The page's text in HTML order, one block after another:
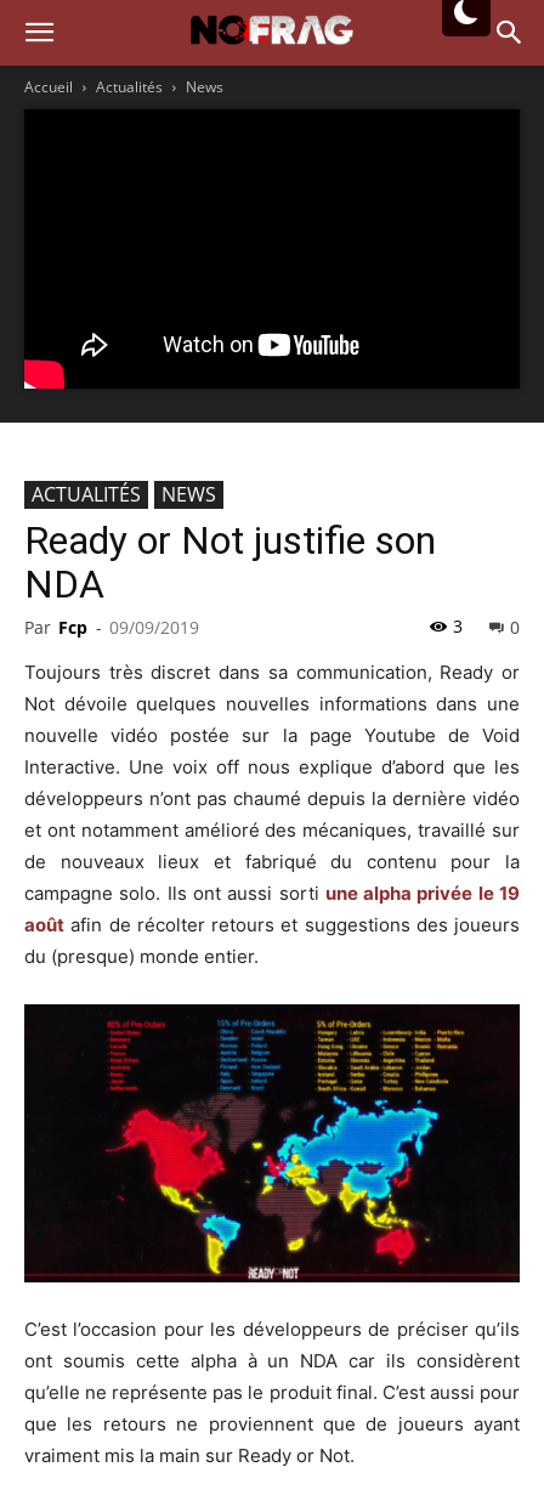
Accueil Actualités News
ACTUALITÉS NEWS
Ready or Not justifie son
NDA
Par Fcp - 09/09/2019 0
3
Toujours très discret dans sa communication, Ready or
Not dévoile quelques nouvelles informations dans une
nouvelle vidéo postée sur la page Youtube de Void
Interactive. Une voix off nous explique d’abord que les
développeurs n’ont pas chaumé depuis la dernière vidéo
et ont notamment amélioré des mécaniques, travaillé sur
de nouveaux lieux et fabriqué du contenu pour la
campagne solo. Ils ont aussi sorti une alpha privée le 19
août afin de récolter retours et suggestions des joueurs
du (presque) monde entier.
C’est l’occasion pour les développeurs de préciser qu’ils
ont soumis cette alpha à un NDA car ils considèrent
qu’elle ne représente pas le produit final. C’est aussi pour
que les retours ne proviennent que de joueurs ayant
vraiment mis la main sur Ready or Not.